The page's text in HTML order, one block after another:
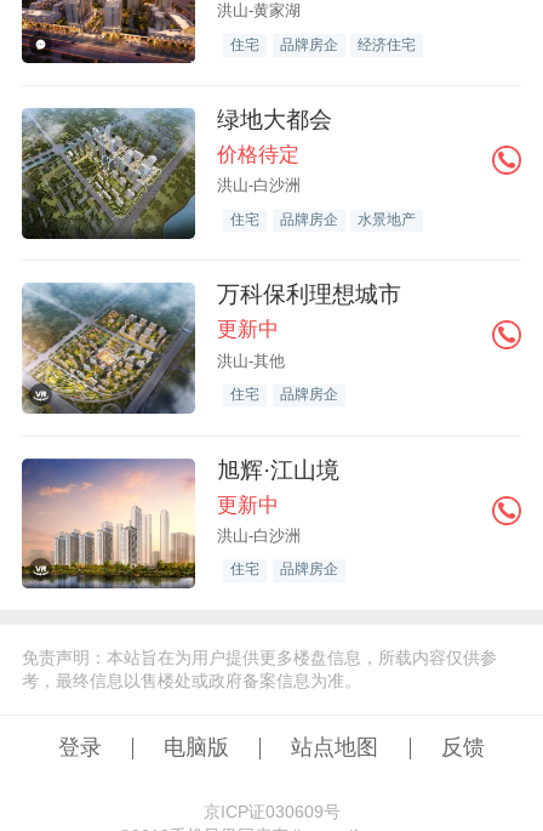
洪山-黄家湖
住宅 品牌房企 经济住宅
绿地大都会
价格待定
洪山-白沙洲
住宅 品牌房企 水景地产
万科保利理想城市
更新中
洪山-其他
住宅 品牌房企
旭辉·江山境
更新中
洪山-白沙洲
住宅 品牌房企
免责声明：本站旨在为用户提供更多楼盘信息，所载内容仅供参
考，最终信息以售楼处或政府备案信息为准。
登录 电脑版 站点地图 反馈
京ICP证030609号